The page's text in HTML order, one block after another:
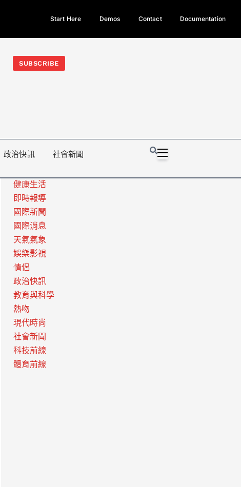
今日熱門新聞TOP3｜西拉雅族正式成第17個原住民族、立院電競
光電場回
Start Here Demos Contact Documentation
SUBSCRIBE
政治快訊 社會新聞
健康生活
即時報導
國際新聞
國際消息
天氣氣象
娛樂影視
情侶
政治快訊
教育與科學
熱吻
現代時尚
社會新聞
科技前線
體育前線